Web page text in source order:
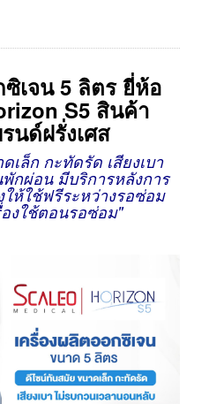
ซิเจน 5 ลิตร ยี่ห้อ
S5 สินค้า
นด์ฝรั่งเศส
เล็ก กะทัดรัด เสียงเบา
กผ่อน มีบริการหลังการ
ให้ใช้ฟรีระหว่างรอซ่อม
งใช้ตอนรอซ่อม"